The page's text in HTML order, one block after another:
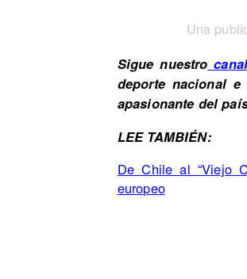
Una
Sigue nuestro
deporte nacional
apasionante del
LEE TAMBIÉN:
De Chile al “Viejo
europeo